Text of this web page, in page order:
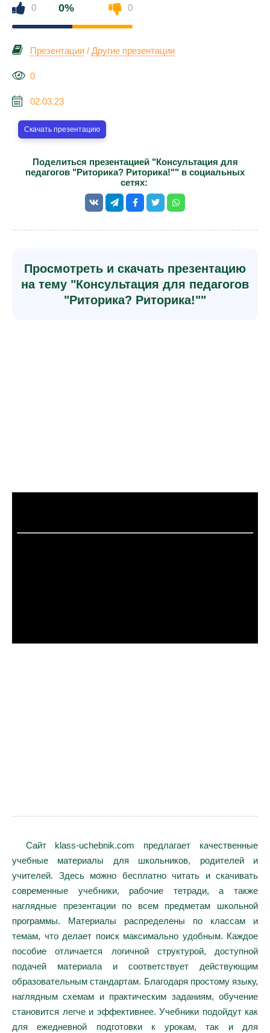
0 0% 0
Презентации / Другие презентации
0
02.03.23
Скачать презентацию
Поделиться презентацией "Консультация для
педагогов "Риторика? Риторика!"" в социальных
сетях:
Просмотреть и скачать презентацию
на тему "Консультация для педагогов
"Риторика? Риторика!""
Сайт klass-uchebnik.com предлагает качественные
учебные материалы для школьников, родителей и
учителей. Здесь можно бесплатно читать и скачивать
современные учебники, рабочие тетради, а также
наглядные презентации по всем предметам школьной
программы. Материалы распределены по классам и
темам, что делает поиск максимально удобным. Каждое
пособие отличается логичной структурой, доступной
подачей материала и соответствует действующим
образовательным стандартам. Благодаря простому языку,
наглядным схемам и практическим заданиям, обучение
становится легче и эффективнее. Учебники подойдут как
для ежедневной подготовки к урокам, так и для